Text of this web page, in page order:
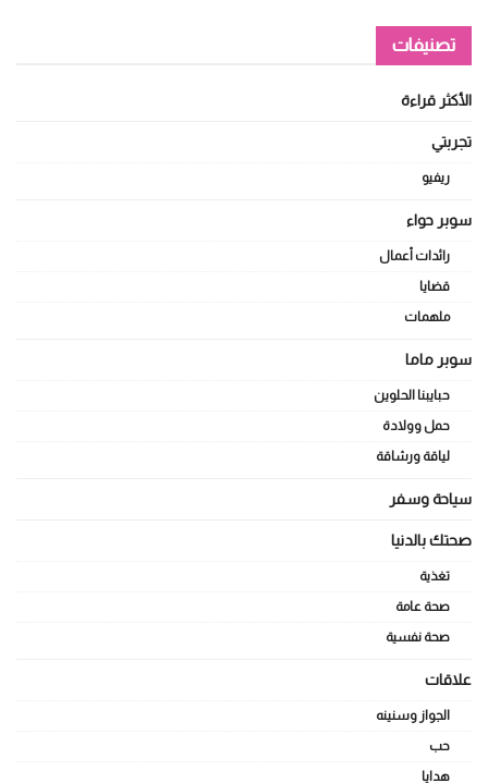
تصنيفات
الأكثر قراءة
تجربتي
ريفيو
سوبر حواء
رائدات أعمال
قضايا
ملهمات
سوبر ماما
حبايبنا الحلوين
حمل وولادة
لياقة ورشاقة
سياحة وسفر
صحتك بالدنيا
تغذية
صحة عامة
صحة نفسية
علاقات
الجواز وسنينه
حب
هدايا